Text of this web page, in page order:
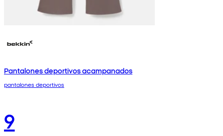
Pantalones deportivos acampanados
pantalones deportivos
9